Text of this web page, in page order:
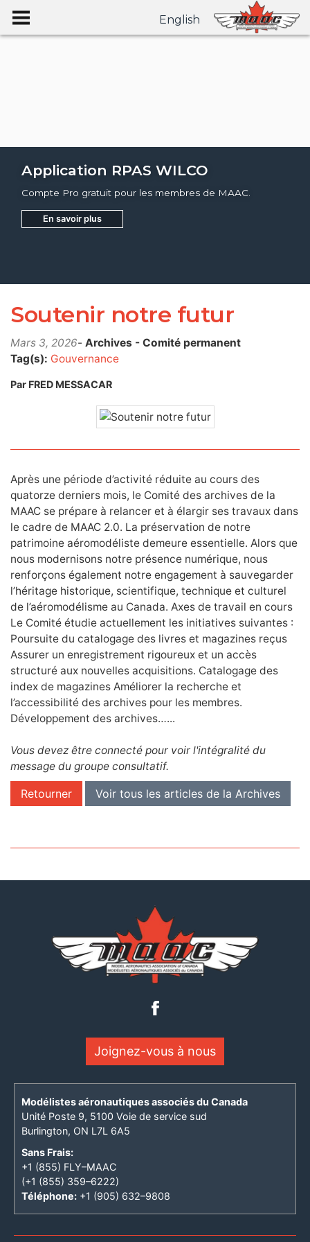
English
Application RPAS WILCO
Compte Pro gratuit pour les membres de MAAC.
En savoir plus
Soutenir notre futur
Mars 3, 2026- Archives - Comité permanent
Tag(s): Gouvernance
Par FRED MESSACAR
Après une période d’activité réduite au cours des
quatorze derniers mois, le Comité des archives de la
MAAC se prépare à relancer et à élargir ses travaux dans
le cadre de MAAC 2.0. La préservation de notre
patrimoine aéromodéliste demeure essentielle. Alors que
nous modernisons notre présence numérique, nous
renforçons également notre engagement à sauvegarder
l’héritage historique, scientifique, technique et culturel
de l’aéromodélisme au Canada. Axes de travail en cours
Le Comité étudie actuellement les initiatives suivantes :
Poursuite du catalogage des livres et magazines reçus
Assurer un enregistrement rigoureux et un accès
structuré aux nouvelles acquisitions. Catalogage des
index de magazines Améliorer la recherche et
l’accessibilité des archives pour les membres.
Développement des archives…...
Vous devez être connecté pour voir l'intégralité du
message du groupe consultatif.
Retourner Voir tous les articles de la Archives
Joignez-vous à nous
Modélistes aéronautiques associés du Canada
Unité Poste 9, 5100 Voie de service sud
Burlington, ON L7L 6A5
Sans Frais:
+1 (855) FLY–MAAC
(+1 (855) 359–6222)
Téléphone: +1 (905) 632–9808